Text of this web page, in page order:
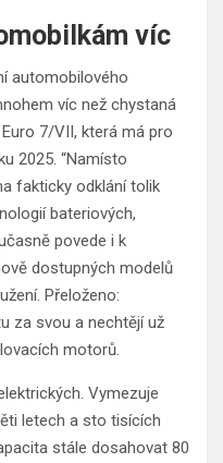
víc
automobilového
víc než chystaná
7/VII, která má pro
2025. “Namísto
fakticky odklání tolik
bateriových,
povede i k
dostupných modelů
Přeloženo:
za svou a nechtějí už
motorů.
Vymezuje
letech a sto tisících
stále dosahovat 80